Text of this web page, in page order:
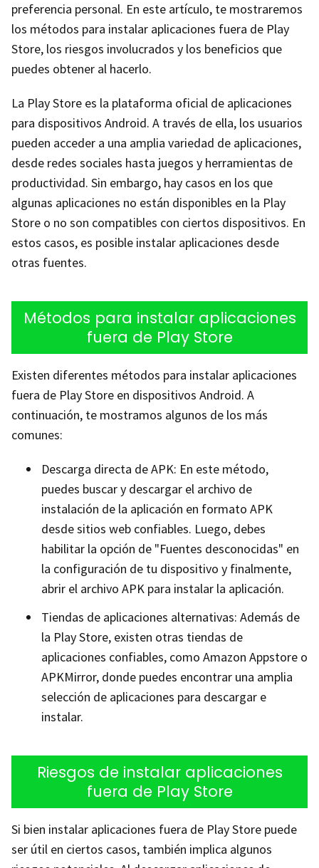
preferencia personal. En este artículo, te mostraremos
los métodos para instalar aplicaciones fuera de Play
Store, los riesgos involucrados y los beneficios que
puedes obtener al hacerlo.
La Play Store es la plataforma oficial de aplicaciones
para dispositivos Android. A través de ella, los usuarios
pueden acceder a una amplia variedad de aplicaciones,
desde redes sociales hasta juegos y herramientas de
productividad. Sin embargo, hay casos en los que
algunas aplicaciones no están disponibles en la Play
Store o no son compatibles con ciertos dispositivos. En
estos casos, es posible instalar aplicaciones desde
otras fuentes.
Métodos para instalar aplicaciones
fuera de Play Store
Existen diferentes métodos para instalar aplicaciones
fuera de Play Store en dispositivos Android. A
continuación, te mostramos algunos de los más
comunes:
Descarga directa de APK: En este método,
puedes buscar y descargar el archivo de
instalación de la aplicación en formato APK
desde sitios web confiables. Luego, debes
habilitar la opción de "Fuentes desconocidas" en
la configuración de tu dispositivo y finalmente,
abrir el archivo APK para instalar la aplicación.
Tiendas de aplicaciones alternativas: Además de
la Play Store, existen otras tiendas de
aplicaciones confiables, como Amazon Appstore o
APKMirror, donde puedes encontrar una amplia
selección de aplicaciones para descargar e
instalar.
Riesgos de instalar aplicaciones
fuera de Play Store
Si bien instalar aplicaciones fuera de Play Store puede
ser útil en ciertos casos, también implica algunos